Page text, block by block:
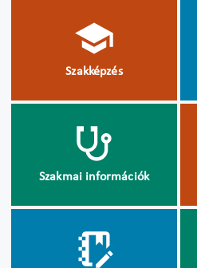
Szakképzés
Szakmai információk